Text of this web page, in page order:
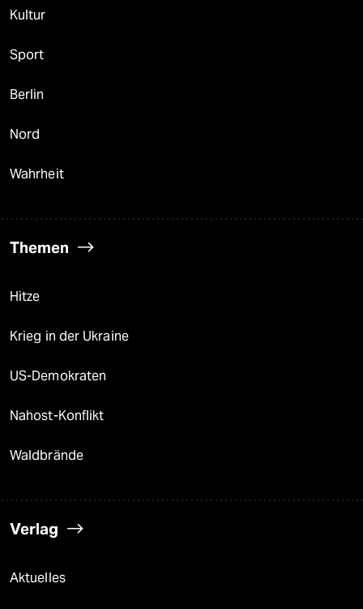
Kultur
Sport
Berlin
Nord
Wahrheit
Themen
Hitze
Krieg in der Ukraine
US-Demokraten
Nahost-Konflikt
Waldbrände
Verlag
Aktuelles